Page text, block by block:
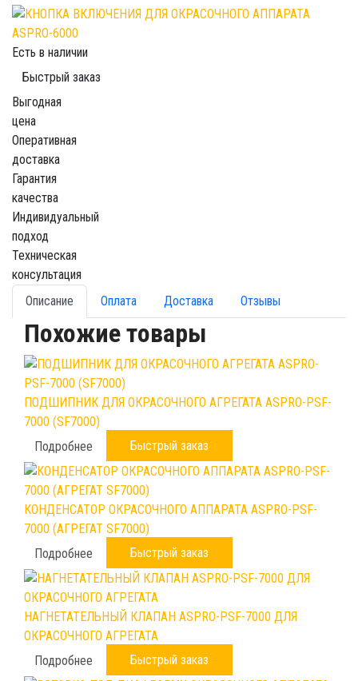
Есть в наличии
Быстрый заказ
Выгодная
цена
Оперативная
доставка
Гарантия
качества
Индивидуальный
подход
Техническая
консультация
Описание
Оплата Доставка Отзывы
Похожие товары
ПОДШИПНИК ДЛЯ ОКРАСОЧНОГО АГРЕГАТА ASPRO-PSF-
7000 (SF7000)
Подробнее
Быстрый заказ
КОНДЕНСАТОР ОКРАСОЧНОГО АППАРАТА ASPRO-PSF-
7000 (АГРЕГАТ SF7000)
Подробнее
Быстрый заказ
НАГНЕТАТЕЛЬНЫЙ КЛАПАН ASPRO-PSF-7000 ДЛЯ
ОКРАСОЧНОГО АГРЕГАТА
Подробнее
Быстрый заказ